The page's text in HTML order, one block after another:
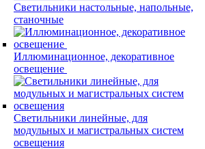
Светильники настольные, напольные,
станочные
Иллюминационное, декоративное
освещение
Светильники линейные, для
модульных и магистральных систем
освещения